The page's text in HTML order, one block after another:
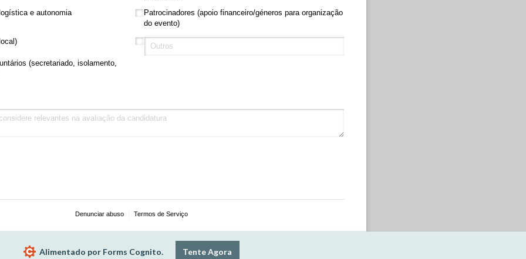
e autonomia
(secretariado, isolamento,
Patrocinadores (apoio financeiro/​géneros para organização
do evento)
Denunciar abuso Termos de Serviço
Alimentado por Forms Cognito. Tente Agora